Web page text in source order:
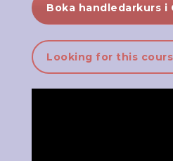
Boka handledarkurs i
Looking for this